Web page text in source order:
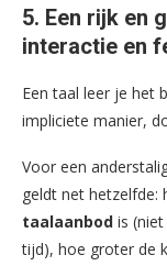
5. Een rijk en
interactie en
Een taal leer je het
impliciete manier,
Voor een
geldt net hetzelfde:
taalaanbod is
tijd), hoe groter de